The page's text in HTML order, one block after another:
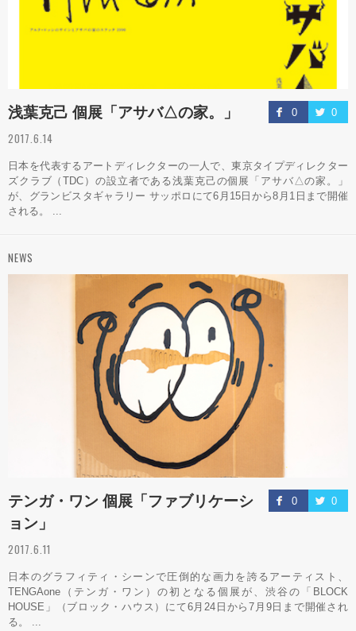
0 0
浅葉克己 個展「アサバ△の家。」
2017.6.14
日本を代表するアートディレクターの一人で、東京タイプディレクター
ズクラブ（TDC）の設立者である浅葉克己の個展「アサバ△の家。」
が、グランビスタギャラリー サッポロにて6月15日から8月1日まで開催
される。 ...
NEWS
0 0
テンガ・ワン 個展「ファブリケーシ
ョン」
2017.6.11
日本のグラフィティ・シーンで圧倒的な画力を誇るアーティスト、
TENGAone（テンガ・ワン）の初となる個展が、渋谷の「BLOCK
HOUSE」（ブロック・ハウス）にて6月24日から7月9日まで開催され
る。 ...